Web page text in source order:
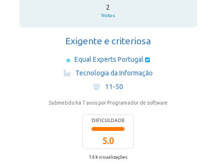
2
Votos
Exigente e criteriosa
Equal Experts Portugal
Tecnologia da Informação
·
11-50
Submetido há 7 anos por Programador de software
DIFICULDADE
5.0
1.6 k visualizações